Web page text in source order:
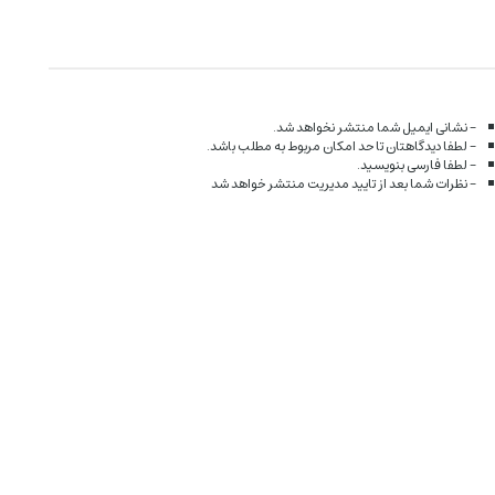
- نشانی ایمیل شما منتشر نخواهد شد.
- لطفا دیدگاهتان تا حد امکان مربوط به مطلب باشد.
- لطفا فارسی بنویسید.
- نظرات شما بعد از تایید مدیریت منتشر خواهد شد